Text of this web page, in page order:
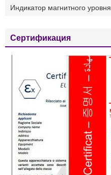
Индикатор магнитного уровня
Сертификация